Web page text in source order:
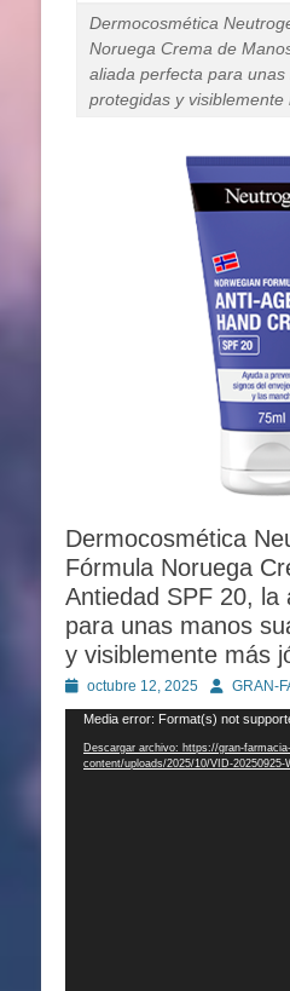
Dermocosmética
Noruega Crema de
aliada perfecta para unas
protegidas y visiblemente
Dermocosmética
Fórmula Noruega
Antiedad SPF 20, la
para unas manos
y visiblemente más
Publicado
en
octubre 12, 2025 AutorGRAN-
Reproductor
vídeo
Media error: Format(s) not
Descargar archivo: https://gran-
content/uploads/2025/10/VID-20250925-